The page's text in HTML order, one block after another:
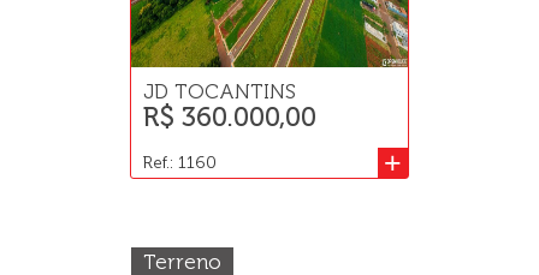
JD TOCANTINS
R$ 360.000,00
+
Ref.: 1160
Terreno